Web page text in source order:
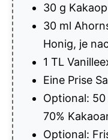
30 g
30 ml
Honig, je
1 TL
Eine Prise
Optional:
70%
Optional: